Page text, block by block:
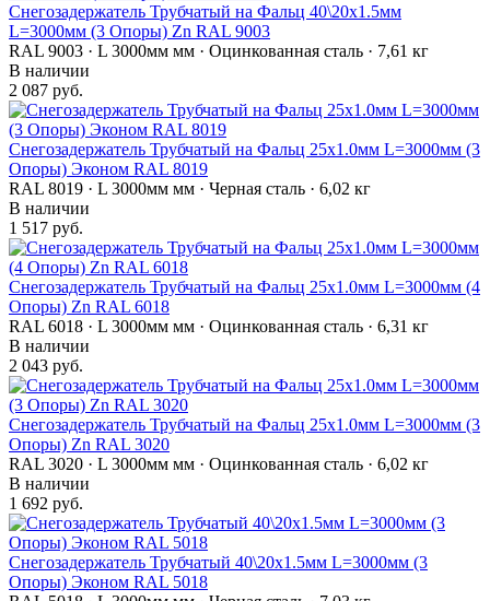
Снегозадержатель Трубчатый на Фальц 40\20х1.5мм
L=3000мм (3 Опоры) Zn RAL 9003
RAL 9003 · L 3000мм мм · Оцинкованная сталь · 7,61 кг
В наличии
2 087 руб.
Снегозадержатель Трубчатый на Фальц 25х1.0мм L=3000мм (3
Опоры) Эконом RAL 8019
RAL 8019 · L 3000мм мм · Черная сталь · 6,02 кг
В наличии
1 517 руб.
Снегозадержатель Трубчатый на Фальц 25х1.0мм L=3000мм (4
Опоры) Zn RAL 6018
RAL 6018 · L 3000мм мм · Оцинкованная сталь · 6,31 кг
В наличии
2 043 руб.
Снегозадержатель Трубчатый на Фальц 25х1.0мм L=3000мм (3
Опоры) Zn RAL 3020
RAL 3020 · L 3000мм мм · Оцинкованная сталь · 6,02 кг
В наличии
1 692 руб.
Снегозадержатель Трубчатый 40\20х1.5мм L=3000мм (3
Опоры) Эконом RAL 5018